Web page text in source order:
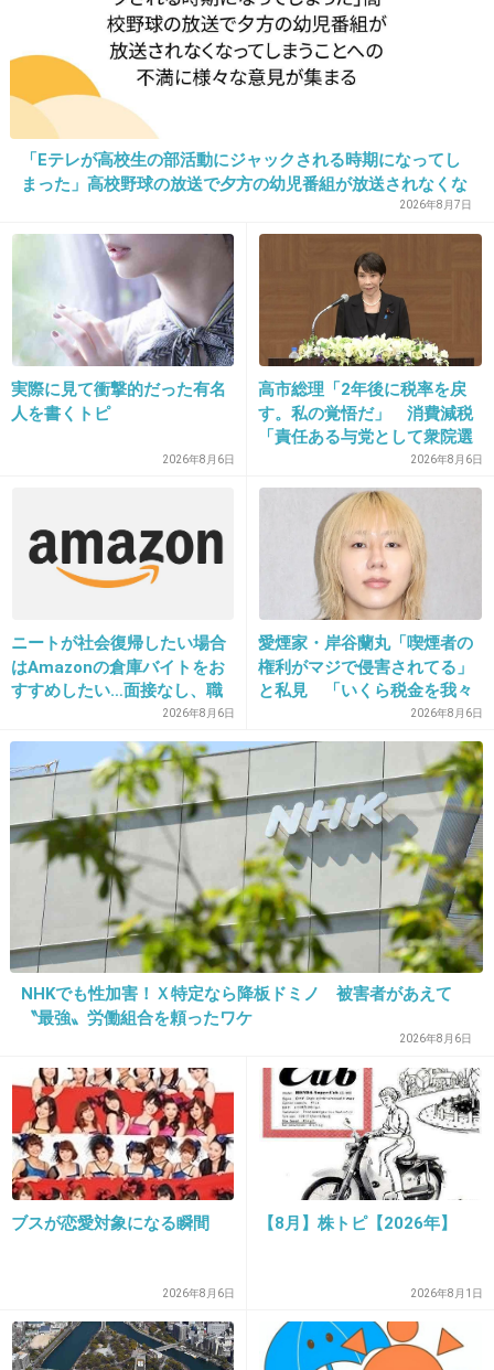
電車を止めたら莫大な賠償金を支払わなきゃい
けないんじゃなかったっけ？
+32
25. 匿名2018/10/26(金) 10:47:30
26. 匿名 2018/10/26(金) 10:48:18
あぶねーなあー！
脱線したらどうするんだよー！
27. 匿名2018/10/26(金) 10:48:39
いや、これはマジで日本人じゃないんだろ
フィリピンとかタイとかブラジルあたり？
+42 -3
28. 匿名2018/10/26(金) 10:48:52
日本人なの？
-3
29. 匿名 2018/10/26(金) 10:49:22
名前が出ないのは在日だからじゃない？
30. 匿名2018/10/26(金) 10:49:47
>>25
えっ？
+0
身ぐるみはがしても賠償できる人間じゃぁない
「Eテレが高校生の部活動にジャックされる時期になってし
まった」高校野球の放送で夕方の幼児番組が放送されなくな
2026年8月7日
実際に見て衝撃的だった有名
人を書くトピ
2026年8月6日
高市総理「2年後に税率を戻
す。私の覚悟だ」 消費減税
「責任ある与党として衆院選
公約に掲げ理解賜った」2026年8月6日
ニートが社会復帰したい場合
はAmazonの倉庫バイトをお
すすめしたい…面接なし、職
場は綺麗、ドリンクバー無料
→賛否両論、場所によって全
然違う「コンビニバイトの方
がマシ」との声も
2026年8月6日
愛煙家・岸谷蘭丸「喫煙者の
権利がマジで侵害されてる」
と私見 「いくら税金を我々
2026年8月6日
NHKでも性加害！Ｘ特定なら降板ドミノ 被害者があえて
〝最強〟労働組合を頼ったワケ
2026年8月6日
ブスが恋愛対象になる瞬間
2026年8月6日
【8月】株トピ【2026年】
2026年8月1日